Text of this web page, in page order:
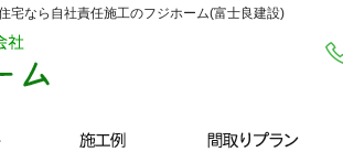
宅なら自社責任施工のフジホーム(富士良建設)